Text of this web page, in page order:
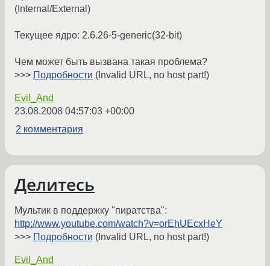
(Internal/External)
Текущее ядро: 2.6.26-5-generic(32-bit)
Чем может быть вызвана такая проблема?
>>> Подробности (Invalid URL, no host part!)
Evil_And
23.08.2008 04:57:03 +00:00
2 комментария
Делитесь
Мультик в поддержку "пиратства":
http://www.youtube.com/watch?v=orEhUEcxHeY
>>> Подробности (Invalid URL, no host part!)
Evil_And